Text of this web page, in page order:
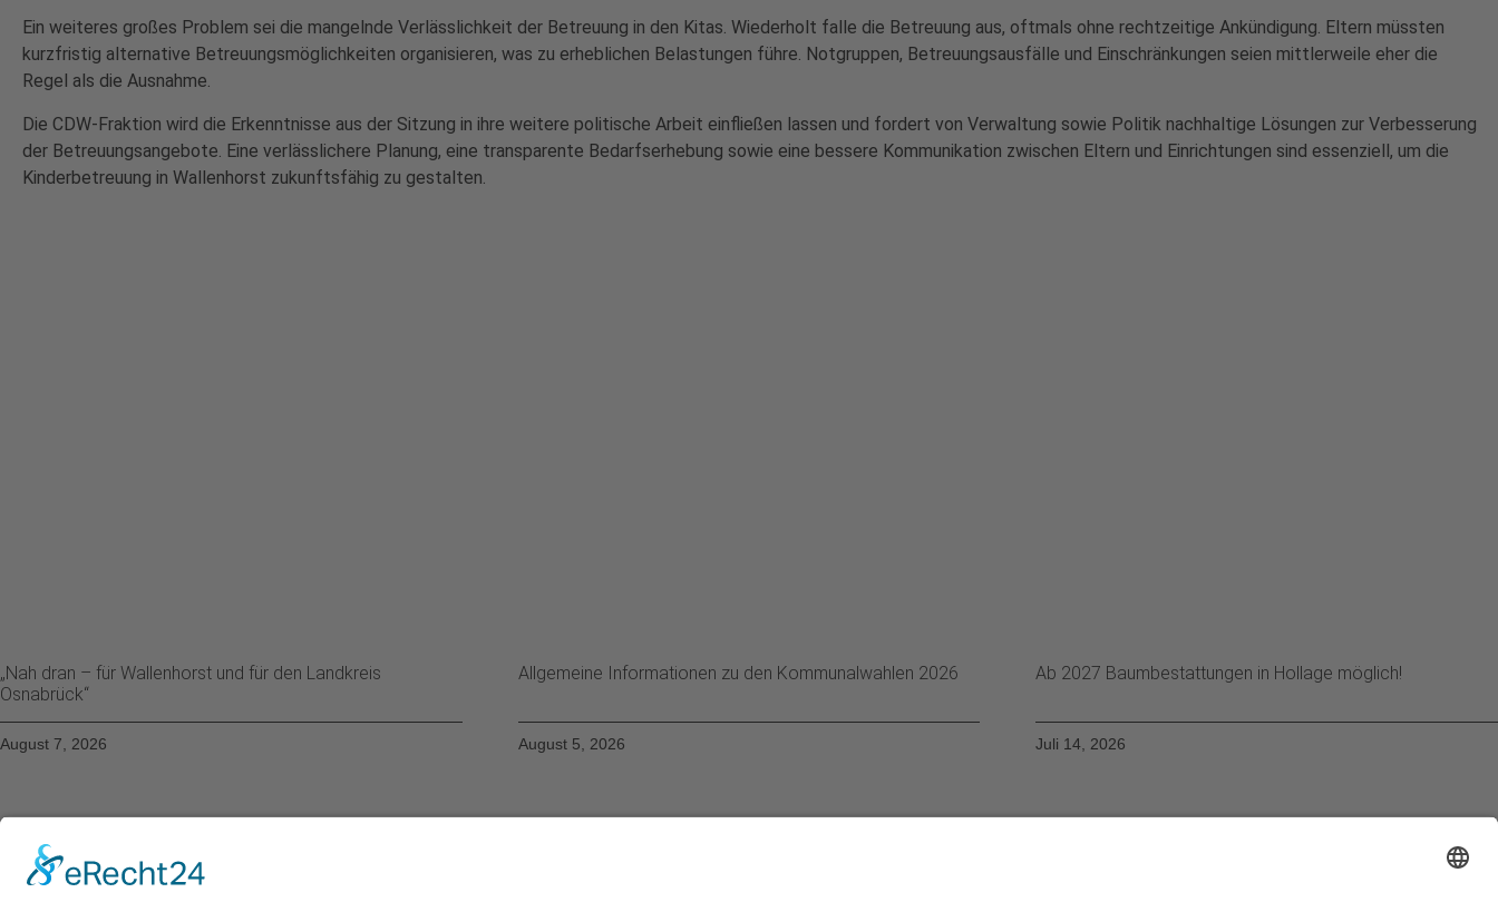
Ein weiteres großes Problem sei die mangelnde Verlässlichkeit der Betreuung in den Kitas. Wiederholt falle die Betreuung aus, oftmals ohne rechtzeitige Ankündigung. Eltern müssten
kurzfristig alternative Betreuungsmöglichkeiten organisieren, was zu erheblichen Belastungen führe. Notgruppen, Betreuungsausfälle und Einschränkungen seien mittlerweile eher die
Regel als die Ausnahme.
Die CDW-Fraktion wird die Erkenntnisse aus der Sitzung in ihre weitere politische Arbeit einfließen lassen und fordert von Verwaltung sowie Politik nachhaltige Lösungen zur Verbesserung
der Betreuungsangebote. Eine verlässlichere Planung, eine transparente Bedarfserhebung sowie eine bessere Kommunikation zwischen Eltern und Einrichtungen sind essenziell, um die
Kinderbetreuung in Wallenhorst zukunftsfähig zu gestalten.
„Nah dran – für Wallenhorst und für den Landkreis
Osnabrück“
August 7, 2026
Allgemeine Informationen zu den Kommunalwahlen 2026
August 5, 2026
Ab 2027 Baumbestattungen in Hollage möglich!
Juli 14, 2026